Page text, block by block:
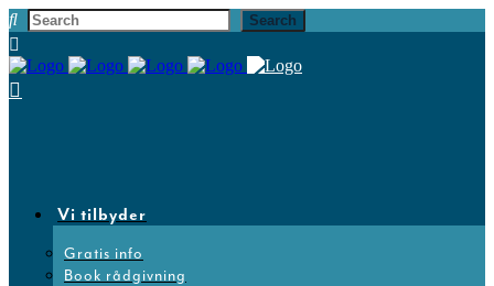
Vi tilbyder
Gratis info
Book rådgivning